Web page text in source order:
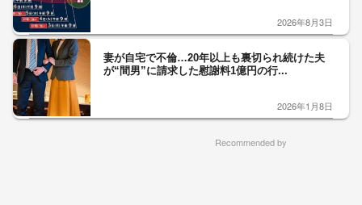
2026年8月3日
妻が自宅で不倫…20年以上も裏切られ続けた夫
が“間男”に請求した慰謝料1億円の行...
2026年1月8日
Recommended by